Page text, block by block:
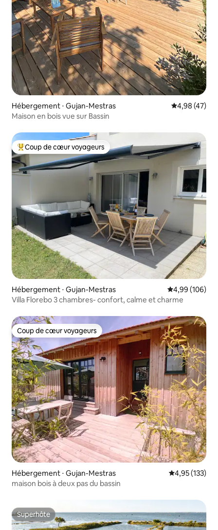
Hébergement ⋅ Gujan-Mestras Évaluation
4,98 (47)
Maison en bois vue sur Bassin
Coups de cœur voyageurs les plus appréciés
Coup de cœur voyageurs
Hébergement ⋅ Gujan-Mestras Évaluation
4,99 (106)
Villa Florebo 3 chambres- confort, calme et charme
Coup de cœur voyageurs
Coup de cœur voyageurs
Hébergement ⋅ Gujan-Mestras Évaluation
4,95 (133)
maison bois à deux pas du bassin
Superhôte
Superhôte